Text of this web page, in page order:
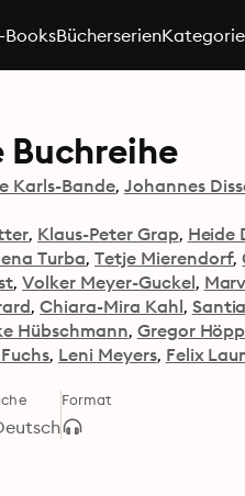
BooksBücherserien
Buchreihe
Karls-Bande Johannes
Klaus-Peter Grap Heide
Turba Tetje Mierendorf
Volker Meyer-Guckel
Chiara-Mira Kahl
Hübschmann Gregor
Leni Meyers Felix
Format